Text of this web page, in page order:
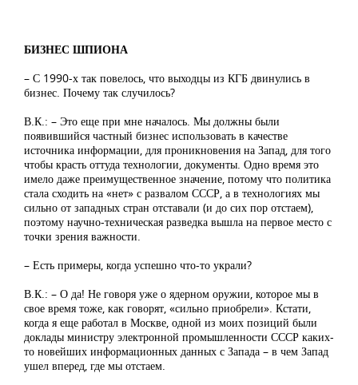
БИЗНЕС ШПИОНА
– С 1990-х так повелось, что выходцы из КГБ двинулись в
бизнес. Почему так случилось?
В.К.: – Это еще при мне началось. Мы должны были
появившийся частный бизнес использовать в качестве
источника информации, для проникновения на Запад, для того
чтобы красть оттуда технологии, документы. Одно время это
имело даже преимущественное значение, потому что политика
стала сходить на «нет» с развалом СССР, а в технологиях мы
сильно от западных стран отставали (и до сих пор отстаем),
поэтому научно-техническая разведка вышла на первое место с
точки зрения важности.
– Есть примеры, когда успешно что-то украли?
В.К.: – О да! Не говоря уже о ядерном оружии, которое мы в
свое время тоже, как говорят, «сильно приобрели». Кстати,
когда я еще работал в Москве, одной из моих позиций были
доклады министру электронной промышленности СССР каких-
то новейших информационных данных с Запада – в чем Запад
ушел вперед, где мы отстаем.